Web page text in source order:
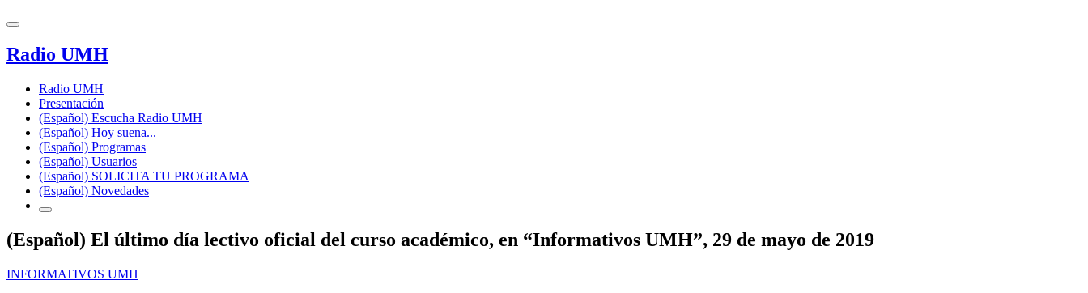
Radio UMH
Radio UMH
Presentación
(Español) Escucha Radio UMH
(Español) Hoy suena...
(Español) Programas
(Español) Usuarios
(Español) SOLICITA TU PROGRAMA
(Español) Novedades
(Español) El último día lectivo oficial del curso académico, en “Informativos UMH”, 29 de mayo de 2019
INFORMATIVOS UMH